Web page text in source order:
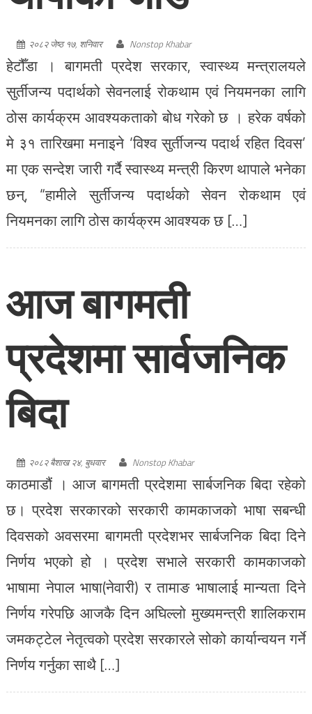
२०८२ जेष्ठ १७, शनिवार Nonstop Khabar
हेटौँडा । बागमती प्रदेश सरकार, स्वास्थ्य मन्त्रालयले
सुर्तीजन्य पदार्थको सेवनलाई रोकथाम एवं नियमनका लागि
ठोस कार्यक्रम आवश्यकताको बोध गरेको छ । हरेक वर्षको
मे ३१ तारिखमा मनाइने ‘विश्व सुर्तीजन्य पदार्थ रहित दिवस’
मा एक सन्देश जारी गर्दै स्वास्थ्य मन्त्री किरण थापाले भनेका
छन्, “हामीले सुर्तीजन्य पदार्थको सेवन रोकथाम एवं
नियमनका लागि ठोस कार्यक्रम आवश्यक छ […]
आज बागमती
प्रदेशमा सार्वजनिक
बिदा
२०८२ बैशाख २४, बुधवार Nonstop Khabar
काठमाडौं । आज बागमती प्रदेशमा सार्बजनिक बिदा रहेको
छ। प्रदेश सरकारको सरकारी कामकाजको भाषा सबन्धी
दिवसको अवसरमा बागमती प्रदेशभर सार्बजनिक बिदा दिने
निर्णय भएको हो । प्रदेश सभाले सरकारी कामकाजको
भाषामा नेपाल भाषा(नेवारी) र तामाङ भाषालाई मान्यता दिने
निर्णय गरेपछि आजकै दिन अघिल्लो मुख्यमन्त्री शालिकराम
जमकट्टेल नेतृत्वको प्रदेश सरकारले सोको कार्यान्वयन गर्ने
निर्णय गर्नुका साथै […]